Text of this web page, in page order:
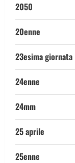
2050
20enne
23esima giornata
24enne
24mm
25 aprile
25enne